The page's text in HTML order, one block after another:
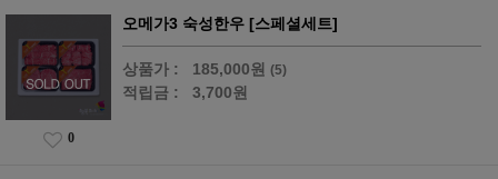
오메가3 숙성한우 [스페셜세트]
상품가 : 185,000원 (5)
적립금 : 3,700원
0